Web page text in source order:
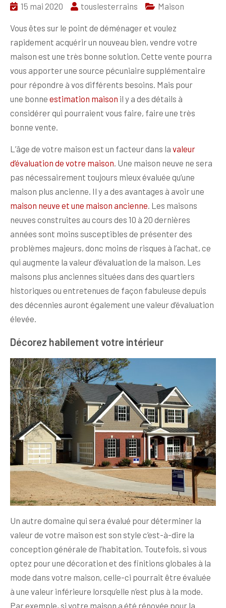
15 mai 2020 touslesterrains Maison
Vous êtes sur le point de déménager et voulez
rapidement acquérir un nouveau bien, vendre votre
maison est une très bonne solution. Cette vente pourra
vous apporter une source pécuniaire supplémentaire
pour répondre à vos différents besoins. Mais pour
une bonne estimation maison il y a des détails à
considérer qui pourraient vous faire, faire une très
bonne vente.
L’âge de votre maison est un facteur dans la valeur
d’évaluation de votre maison . Une maison neuve ne sera
pas nécessairement toujours mieux évaluée qu’une
maison plus ancienne. Il y a des avantages à avoir une
maison neuve et une maison ancienne . Les maisons
neuves construites au cours des 10 à 20 dernières
années sont moins susceptibles de présenter des
problèmes majeurs, donc moins de risques à l’achat, ce
qui augmente la valeur d’évaluation de la maison. Les
maisons plus anciennes situées dans des quartiers
historiques ou entretenues de façon fabuleuse depuis
des décennies auront également une valeur d’évaluation
élevée.
Décorez habilement votre intérieur
Un autre domaine qui sera évalué pour déterminer la
valeur de votre maison est son style c’est-à-dire la
conception générale de l’habitation. Toutefois, si vous
optez pour une décoration et des finitions globales à la
mode dans votre maison, celle-ci pourrait être évaluée
à une valeur inférieure lorsqu’elle n’est plus à la mode.
Par exemple, si votre maison a été rénovée pour la